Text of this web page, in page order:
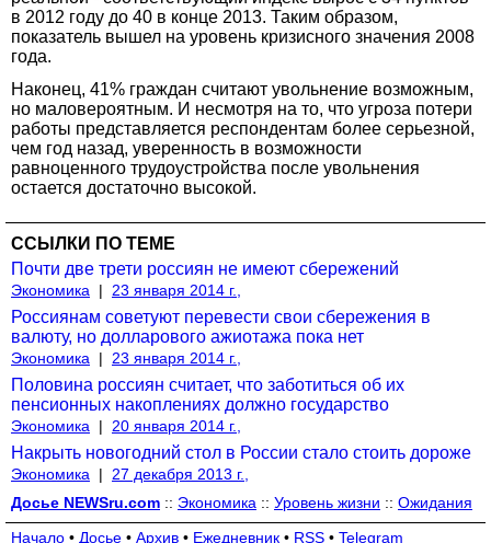
в 2012 году до 40 в конце 2013. Таким образом,
показатель вышел на уровень кризисного значения 2008
года.
Наконец, 41% граждан считают увольнение возможным,
но маловероятным. И несмотря на то, что угроза потери
работы представляется респондентам более серьезной,
чем год назад, уверенность в возможности
равноценного трудоустройства после увольнения
остается достаточно высокой.
ССЫЛКИ ПО ТЕМЕ
Почти две трети россиян не имеют сбережений
Экономика | 23 января 2014 г.,
Россиянам советуют перевести свои сбережения в
валюту, но долларового ажиотажа пока нет
Экономика | 23 января 2014 г.,
Половина россиян считает, что заботиться об их
пенсионных накоплениях должно государство
Экономика | 20 января 2014 г.,
Накрыть новогодний стол в России стало стоить дороже
Экономика |
27 декабря 2013 г.,
Досье NEWSru.com :: Экономика :: Уровень жизни :: Ожидания
Начало • Досье • Архив • Ежедневник • RSS • Telegram